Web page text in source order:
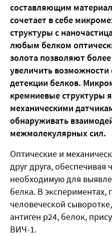
составляющим
сочетает в себе
структуры с
любым белком
золота позволяют
увеличить
детекции белков.
кремниевые структуры
механическими
обнаруживать
межмолекулярных сил.
Оптические и
друг друга, обеспечивая
необходимую для
белка. В экспериментах,
человеческой
антиген p24, белок,
ВИЧ-1.